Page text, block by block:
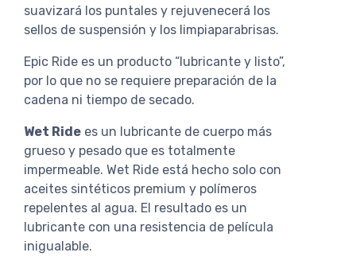
suavizará los puntales y rejuvenecerá los
sellos de suspensión y los limpiaparabrisas.
Epic Ride es un producto “lubricante y listo”,
por lo que no se requiere preparación de la
cadena ni tiempo de secado.
Wet Ride es un lubricante de cuerpo más
grueso y pesado que es totalmente
impermeable. Wet Ride está hecho solo con
aceites sintéticos premium y polímeros
repelentes al agua. El resultado es un
lubricante con una resistencia de película
inigualable.